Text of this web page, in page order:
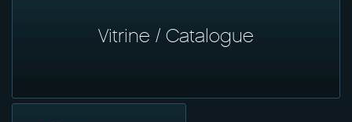
Vitrine / Catalogue